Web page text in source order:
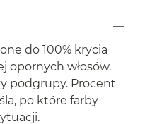
do 100% krycia
opornych włosów.
podgrupy. Procent
po które farby